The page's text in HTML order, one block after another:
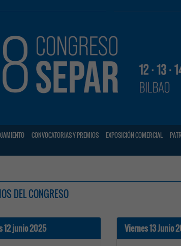
CONVOCATORIAS Y PREMIOS EXPOSICIÓN COMERCIAL
DEL CONGRESO
12 junio 2025 Viernes 13 Junio